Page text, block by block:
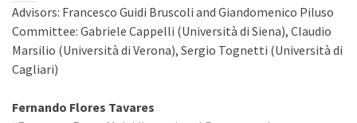
Advisors: Francesco Guidi Bruscoli and Giandomenico Piluso
Committee: Gabriele Cappelli (Università di Siena), Claudio
Marsilio (Università di Verona), Sergio Tognetti (Università di
Cagliari)
Fernando Flores Tavares